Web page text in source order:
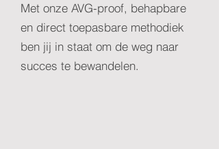
Met onze AVG-proof, behapbare
en direct toepasbare methodiek
ben jij in staat om de weg naar
succes te bewandelen.